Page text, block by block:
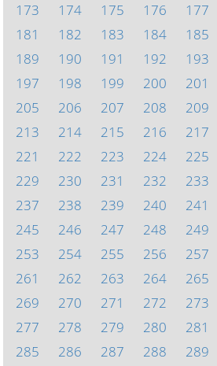
173
174 175 176 177
181
182 183 184 185
189
190 191 192 193
197
198 199 200 201
205
206 207 208 209
213
214 215 216 217
221
222 223 224 225
229
230 231 232 233
237
238 239 240 241
245
246 247 248 249
253
254 255 256 257
261
262 263 264 265
269
270 271 272 273
277
278 279 280 281
285
286 287 288 289